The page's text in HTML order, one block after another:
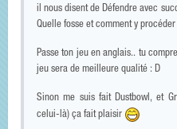
il nous disent de Défendre avec
Quelle fosse et comment y procéder
Passe ton jeu en anglais.. tu
jeu sera de meilleure qualité : D
Sinon me suis fait Dustbowl, et
celui-là) ça fait plaisir